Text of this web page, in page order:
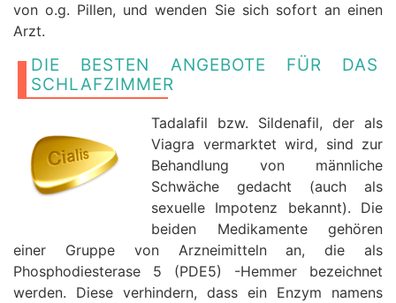
von o.g. Pillen, und wenden Sie sich sofort an einen
Arzt.
DIE BESTEN ANGEBOTE FÜR DAS
SCHLAFZIMMER
Tadalafil bzw. Sildenafil, der als
Viagra vermarktet wird, sind zur
Behandlung von männliche
Schwäche gedacht (auch als
sexuelle Impotenz bekannt). Die
beiden Medikamente gehören
einer Gruppe von Arzneimitteln an, die als
Phosphodiesterase 5 (PDE5) -Hemmer bezeichnet
werden. Diese verhindern, dass ein Enzym namens